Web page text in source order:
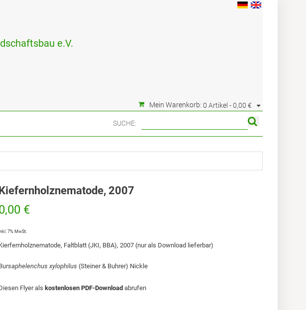
e.V.
Mein Warenkorb: 0 Artikel -0,00 €
SUCHE:
2007
€
7% MwSt.
Faltblatt (JKI, BBA), 2007 (nur als Download lieferbar)
xylophilus (Steiner & Buhrer) Nickle
Flyer als kostenlosen PDF-Download abrufen